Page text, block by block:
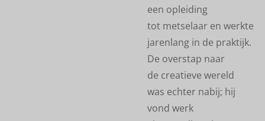
een opleiding
tot metselaar en werkte
jarenlang in de praktijk.
De overstap naar
de creatieve wereld
was echter nabij; hij
vond werk